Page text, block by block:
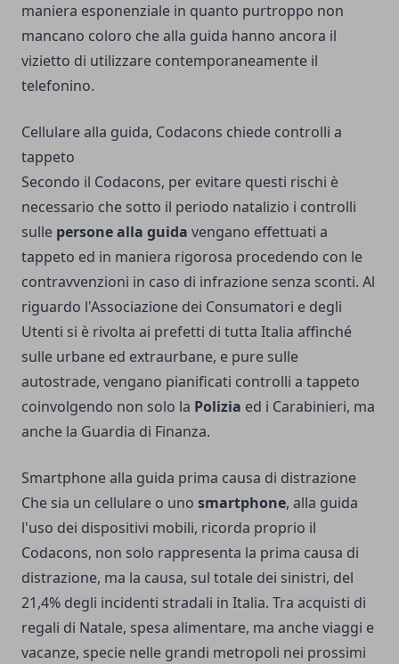
maniera esponenziale in quanto purtroppo non
mancano coloro che alla guida hanno ancora il
vizietto di utilizzare contemporaneamente il
telefonino.
Cellulare alla guida, Codacons chiede controlli a
tappeto
Secondo il Codacons, per evitare questi rischi è
necessario che sotto il periodo natalizio i controlli
sulle persone alla guida vengano effettuati a
tappeto ed in maniera rigorosa procedendo con le
contravvenzioni in caso di infrazione senza sconti. Al
riguardo l'Associazione dei Consumatori e degli
Utenti si è rivolta ai prefetti di tutta Italia affinché
sulle urbane ed extraurbane, e pure sulle
autostrade, vengano pianificati controlli a tappeto
coinvolgendo non solo la Polizia ed i Carabinieri, ma
anche la Guardia di Finanza.
Smartphone alla guida prima causa di distrazione
Che sia un cellulare o uno smartphone, alla guida
l'uso dei dispositivi mobili, ricorda proprio il
Codacons, non solo rappresenta la prima causa di
distrazione, ma la causa, sul totale dei sinistri, del
21,4% degli incidenti stradali in Italia. Tra acquisti di
regali di Natale, spesa alimentare, ma anche viaggi e
vacanze, specie nelle grandi metropoli nei prossimi